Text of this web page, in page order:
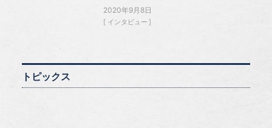
2020年9月8日
インタビュー
トピックス